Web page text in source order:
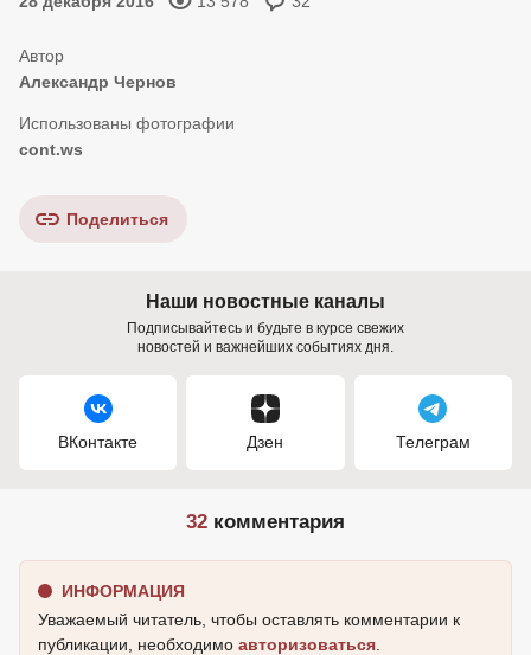
Александр Чернов
cont.ws
Поделиться
Наши новостные каналы
Подписывайтесь и будьте в курсе свежих
новостей и важнейших событиях дня.
ВКонтакте Дзен Телеграм
32 комментария
ИНФОРМАЦИЯ
Уважаемый читатель, чтобы оставлять комментарии к
публикации, необходимо авторизоваться